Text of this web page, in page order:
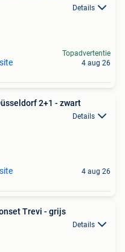
Details
Topadvertentie
4 aug 26
2+1 - zwart
Details
4 aug 26
Trevi - grijs
Details